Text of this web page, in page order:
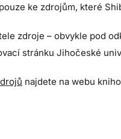
ke zdrojům, které
zdroje – obvykle pod
stránku Jihočeské
najdete na webu